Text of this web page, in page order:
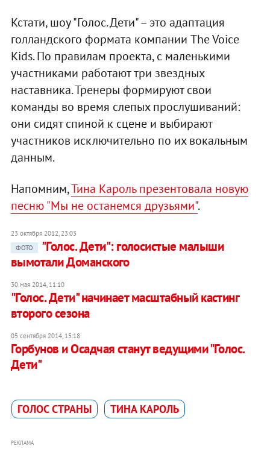
Кстати, шоу "Голос. Дети" – это адаптация
голландского формата компании The Voice
Kids. По правилам проекта, с маленькими
участниками работают три звездных
наставника. Тренеры формируют свои
команды во время слепых прослушиваний:
они сидят спиной к сцене и выбирают
участников исключительно по их вокальным
данным.
Напомним,Тина Кароль презентовала новую
песню "Мы не останемся друзьями".
23 октября 2012, 23:03
ФОТО
"Голос. Дети": голосистые малыши
вымотали Доманского
30 мая 2014, 11:10
"Голос. Дети" начинает масштабный кастинг
второго сезона
05 сентября 2014, 15:18
Горбунов и Осадчая станут ведущими "Голос.
Дети"
ГОЛОС СТРАНЫ ТИНА КАРОЛЬ
РЕКЛАМА